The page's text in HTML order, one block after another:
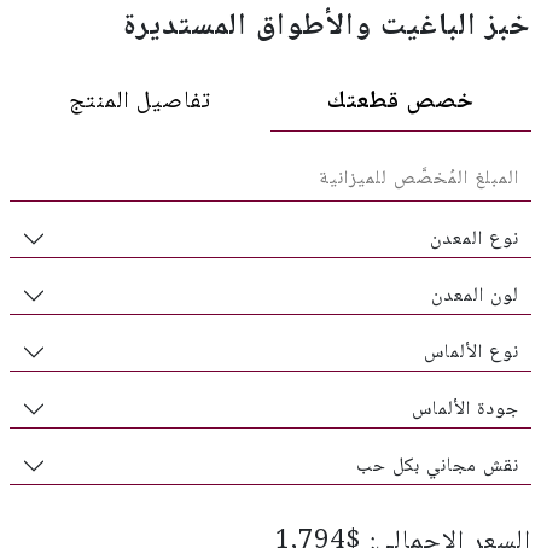
خبز الباغيت والأطواق المستديرة
خصص قطعتك تفاصيل المنتج
نوع المعدن
لون المعدن
نوع الألماس
جودة الألماس
نقش مجاني بكل حب